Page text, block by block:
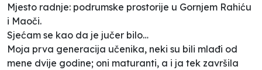
Mjesto radnje: podrumske prostorije u Gornjem Rahiću
i Maoči.
Sjećam se kao da je jučer bilo…
Moja prva generacija učenika, neki su bili mlađi od
mene dvije godine; oni maturanti, a i ja tek završila